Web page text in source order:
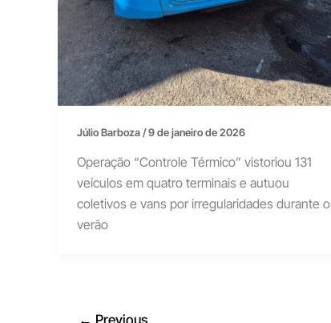
Júlio Barboza/9 de janeiro de 2026
Operação “Controle Térmico” vistoriou 131
veículos em quatro terminais e autuou
coletivos e vans por irregularidades durante o
verão
← Previous